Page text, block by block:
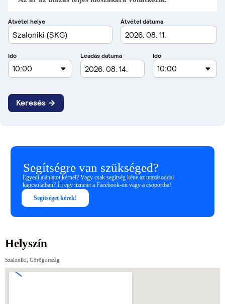
Segítségre van szükséged?
Egyedi ajánlatot kérnél? Vagy csak segítség kéne az utazásoddal
kapcsolatban? Írj egy üznetet a Facebook-on vagy a csoportba!
Segítséget kérek!
Helyszín
Szaloniki, Görögország